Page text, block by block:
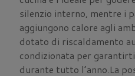
silenzio interno, mentre i
aggiungono calore agli
dotato di riscaldamento
condizionata per
durante tutto l’anno.La